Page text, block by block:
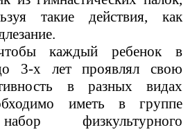
такие действия, как
каждый ребенок в
3-х лет проявлял свою
в разных видах
иметь в группе
физкультурного